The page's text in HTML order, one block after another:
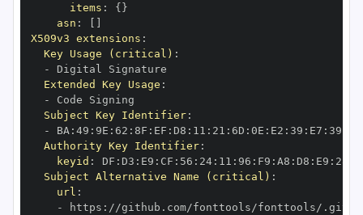
items : { }
asn :
X509v3 extensions :
Key Usage (critical) :
-
Extended Key Usage :
-
Subject Key Identifier:
-
BA : 49 : 9E : 62 : 8F : EF : D8 : 11 : 21 : 6D : 0E : E2 : 39 : E7 : 39
Authority Key Identifier:
keyid : DF : D3 : E9 : CF : 56 : 24: 11 : 96 : F9 : A8 : D8 : E9 : 28
Subject Alternative Name (critical) :
url :
-
https :